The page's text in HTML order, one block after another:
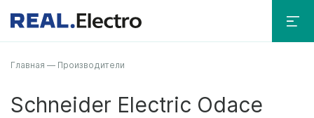
Главная — Производители
Schneider Electric Odace